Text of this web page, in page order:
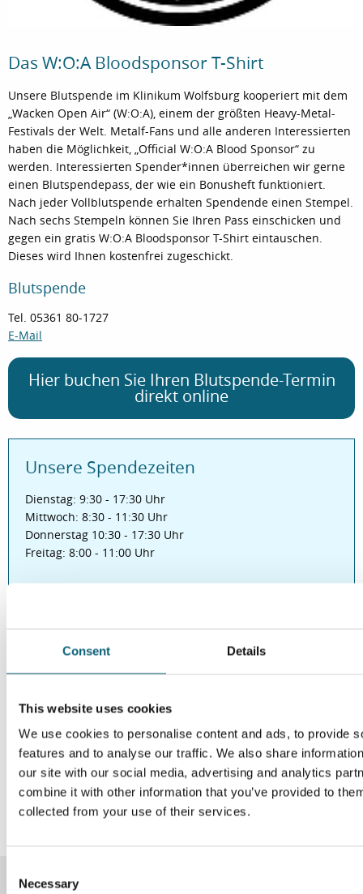
Consent Details
This website uses cookies
We use cookies to personalise content and ads, to provide
features and to analyse our traffic. We also share
our site with our social media, advertising and analytics
combine it with other information that you’ve provided to
collected from your use of their services.
Necessary
Das W:O:A Bloodsponsor T-Shirt
Unsere Blutspende im Klinikum Wolfsburg kooperiert mit dem
„Wacken Open Air“ (W:O:A), einem der größten Heavy-Metal-
Festivals der Welt. Metalf-Fans und alle anderen Interessierten
haben die Möglichkeit, „Official W:O:A Blood Sponsor“ zu
werden. Interessierten Spender*innen überreichen wir gerne
einen Blutspendepass, der wie ein Bonusheft funktioniert.
Nach jeder Vollblutspende erhalten Spendende einen Stempel.
Nach sechs Stempeln können Sie Ihren Pass einschicken und
gegen ein gratis W:O:A Bloodsponsor T-Shirt eintauschen.
Dieses wird Ihnen kostenfrei zugeschickt.
Blutspende
Tel. 05361 80-1727
E-Mail
Hier buchen Sie Ihren Blutspende-Termin
direkt online
Unsere Spendezeiten
Dienstag: 9:30 - 17:30 Uhr
Mittwoch: 8:30 - 11:30 Uhr
Donnerstag 10:30 - 17:30 Uhr
Freitag: 8:00 - 11:00 Uhr
Ihre Zustimmung.
Link
www.einfachlebenretten.de